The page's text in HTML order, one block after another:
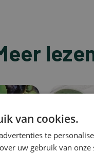
van cookies.
te
uw gebruik van